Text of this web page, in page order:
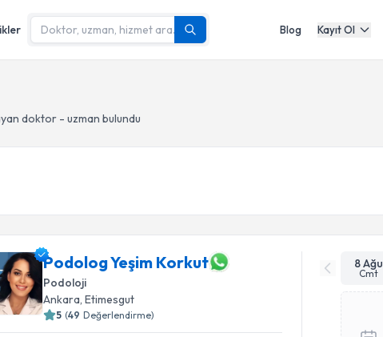
Blog Kayıt Ol
doktor - uzman bulundu
Podolog Yeşim Korkut
Podoloji
Ankara, Etimesgut
5 (49 Değerlendirme)
8 Ağu
Cmt